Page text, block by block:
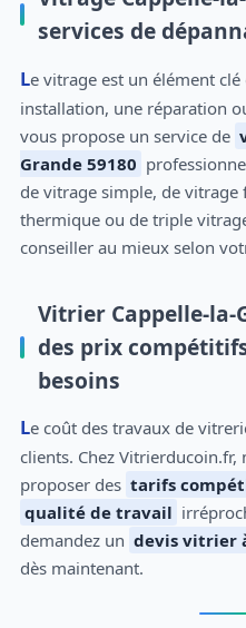
services de
Le vitrage est un élément clé de votre intérieur. Pour une
installation, une réparation
vous propose un service de
Grande 59180
de vitrage simple, de
thermique ou de triple
conseiller au mieux selon
Vitrier Cappelle-la-
des prix
besoins
Le coût des travaux de vitrerie peut parfois freiner certains
clients. Chez Vitrierducoin.fr,
proposer des tarifs
qualité de travail
demandez un devis vitrier
dès maintenant.